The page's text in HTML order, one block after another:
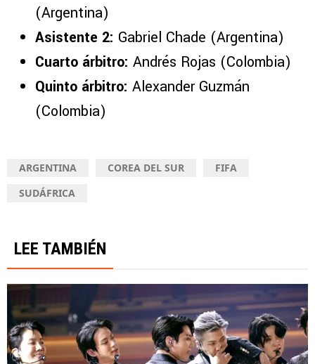
(Argentina)
Asistente 2: Gabriel Chade (Argentina)
Cuarto árbitro: Andrés Rojas (Colombia)
Quinto árbitro: Alexander Guzmán
(Colombia)
ARGENTINA COREA DEL SUR
FIFA
SUDÁFRICA
LEE TAMBIÉN